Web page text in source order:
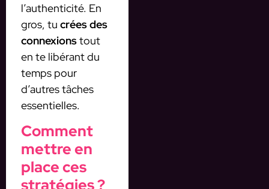
l’authenticité. En
gros, tu crées des
connexionstout
en te libérant du
temps pour
d’autres tâches
essentielles.
Comment
mettre en
place ces
stratégies ?